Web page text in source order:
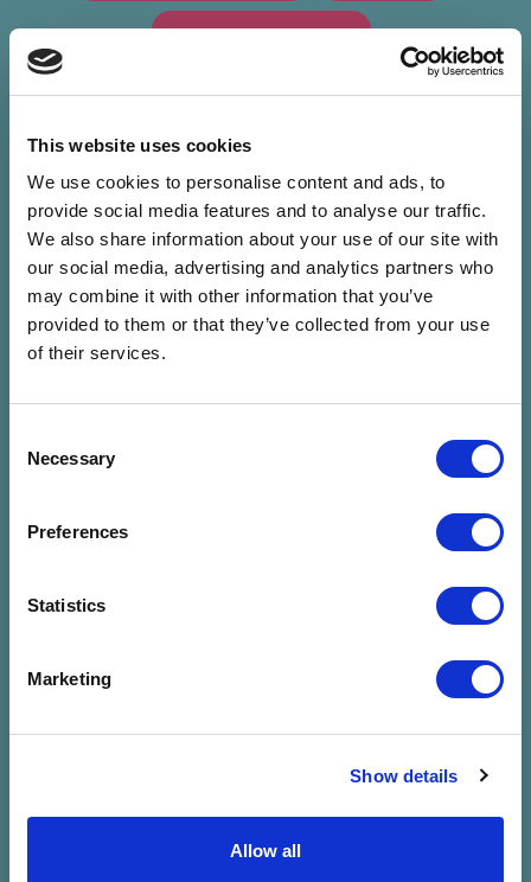
This website uses cookies
We use cookies to personalise content and ads, to
provide social media features and to analyse our traffic.
We also share information about your use of our site with
our social media, advertising and analytics partners who
may combine it with other information that you’ve
provided to them or that they’ve collected from your use
of their services.
Selection
Necessary
Preferences
Statistics
Marketing
Show details
Allow all
Hagyományőrzés
Workshop, előadások Zöld programok
Nincs találat a
megadott
szűrésre